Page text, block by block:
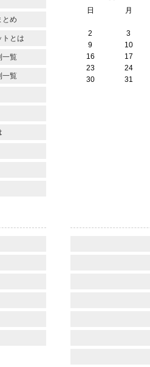
とめ
トとは
一覧
一覧
日
月
2
3
9
10
16
17
23
24
30
31